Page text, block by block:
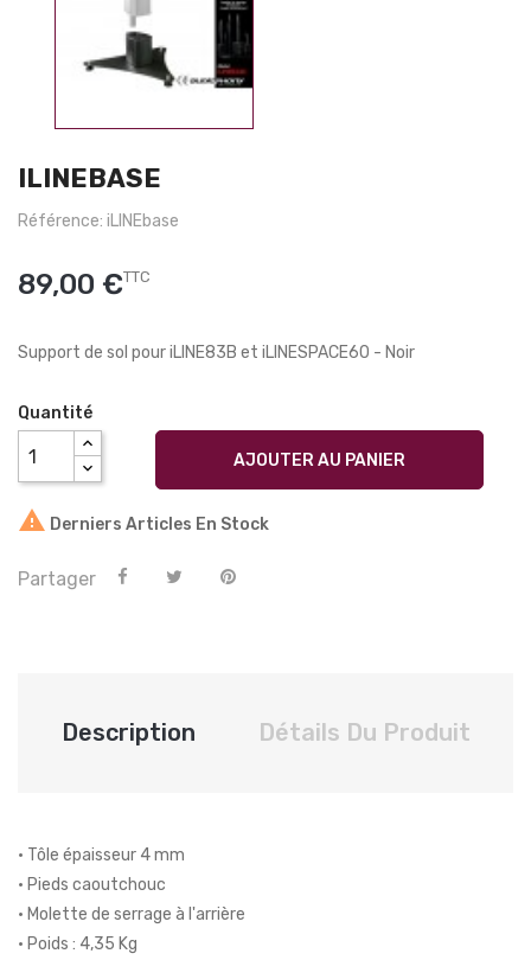
ILINEBASE
Référence: iLINEbase
89,00 €TTC
Support de sol pour iLINE83B et iLINESPACE60 - Noir
Quantité
AJOUTER AU PANIER
 Derniers Articles En Stock
Partager
Description Détails Du Produit
• Tôle épaisseur 4 mm
• Pieds caoutchouc
• Molette de serrage à l'arrière
• Poids : 4,35 Kg